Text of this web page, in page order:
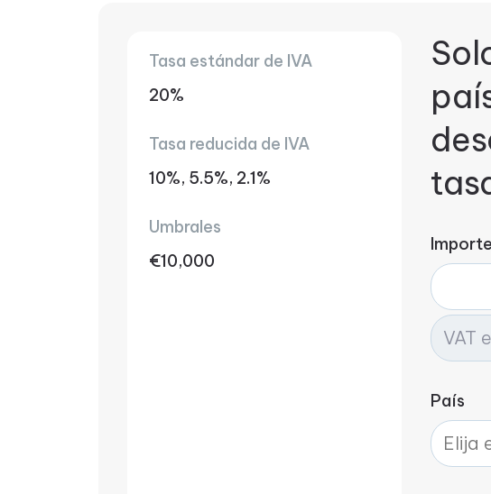
Tasa estándar de IVA
20%
Tasa reducida de IVA
10%, 5.5%, 2.1%
Umbrales
€10,000
Importe
País